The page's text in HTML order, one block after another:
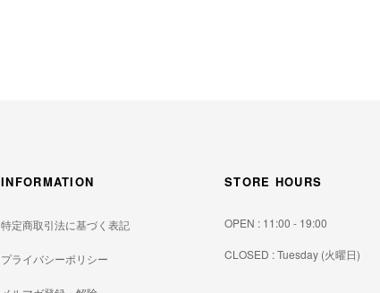
INFORMATION
特定商取引法に基づく表記
プライバシーポリシー
STORE HOURS
OPEN : 11:00 - 19:00
CLOSED : Tuesday (火曜日)